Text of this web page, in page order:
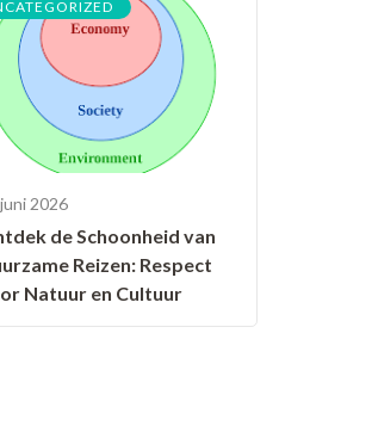
2026
de Schoonheid van
Reizen: Respect
Natuur en Cultuur